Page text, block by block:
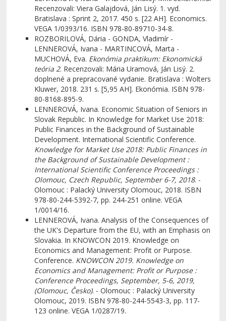
Recenzovali: Viera Galajdová, Ján Lisý. 1. vyd.
Bratislava : Sprint 2, 2017. 450 s. [22 AH]. Economics.
VEGA 1/0393/16. ISBN 978-80-89710-34-8.
ROZBORILOVÁ, Dária - GONDA, Vladimír -
LENNEROVÁ, Ivana - MARTINCOVÁ, Marta -
MUCHOVÁ, Eva. Ekonómia praktikum: Ekonomická
teória 2. Recenzovali: Mária Uramová, Ján Lisý. 2.
doplnené a prepracované vydanie. Bratislava : Wolters
Kluwer, 2018. 231 s. [5,95 AH]. Ekonómia. ISBN 978-
80-8168-895-9.
LENNEROVÁ, Ivana. Economic Situation of Seniors in
Slovak Republic. In Knowledge for Market Use 2018:
Public Finances in the Background of Sustainable
Development. International Scientific Conference.
Knowledge for Market Use 2018: Public Finances in
the Background of Sustainable Development :
International Scientific Conference Proceedings :
Olomouc, Czech Republic, September 6-7, 2018. -
Olomouc : Palacký University Olomouc, 2018. ISBN
978-80-244-5392-7, pp. 244-251 online. VEGA
1/0014/16.
LENNEROVÁ, Ivana. Analysis of the Consequences of
the UK's Departure from the EU, with an Emphasis on
Slovakia. In KNOWCON 2019. Knowledge on
Economics and Management: Profit or Purpose.
Conference. KNOWCON 2019. Knowledge on
Economics and Management: Profit or Purpose :
Conference Proceedings, September, 5-6, 2019,
(Olomouc, Česko). - Olomouc : Palacký University
Olomouc, 2019. ISBN 978-80-244-5543-3, pp. 117-
123 online. VEGA 1/0287/19.